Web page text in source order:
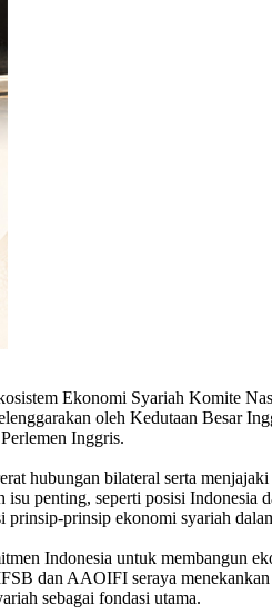
Ekonomi Syariah Komite
oleh Kedutaan Besar
Inggris.
hubungan bilateral serta
penting, seperti posisi
prinsip ekonomi syariah
Indonesia untuk membangun
dan AAOIFI seraya
sebagai fondasi utama.